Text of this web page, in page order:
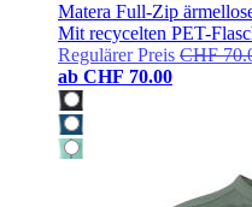
Matera Full-Zip
Mit recycelten PET-
Regulärer Preis CHF
ab CHF 70.00